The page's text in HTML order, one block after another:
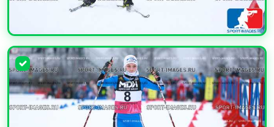
УВЕЛИЧИТЬ